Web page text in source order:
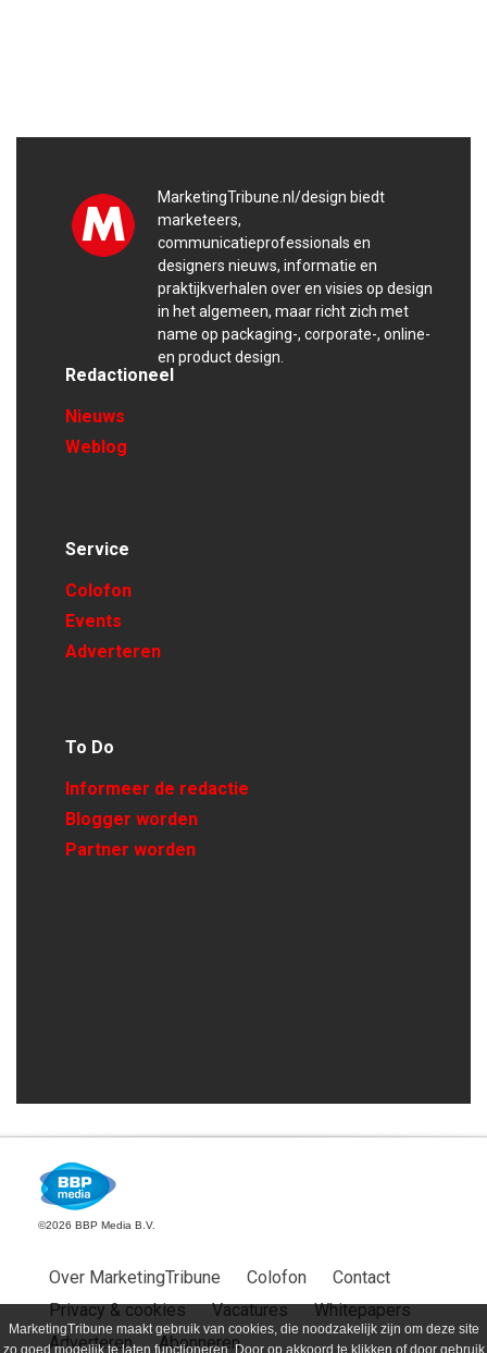
MarketingTribune maakt gebruik van cookies, die noodzakelijk zijn om deze site
zo goed mogelijk te laten functioneren. Door op akkoord te klikken of door gebruik
MarketingTribune.nl/design biedt
marketeers,
communicatieprofessionals en
designers nieuws, informatie en
praktijkverhalen over en visies op design
in het algemeen, maar richt zich met
name op packaging-, corporate-, online-
en product design.
Redactioneel
Nieuws
Weblog
Service
Colofon
Events
Adverteren
To Do
Informeer de redactie
Blogger worden
Partner worden
©2026 BBP Media B.V.
Over MarketingTribune Colofon
Contact
Privacy & cookies
Vacatures
Whitepapers
Adverteren
Abonneren